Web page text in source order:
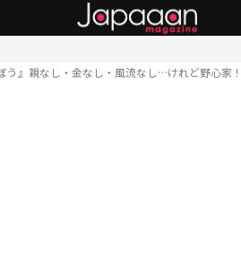
う』親なし・金なし・風流なし…けれど野心家